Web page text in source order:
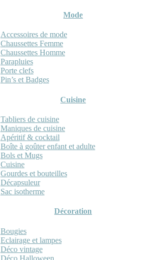
Mode
Accessoires de mode
Chaussettes Femme
Chaussettes Homme
Parapluies
Porte clefs
Pin’s et Badges
Cuisine
Tabliers de cuisine
Maniques de cuisine
Apéritif & cocktail
Boîte à goûter enfant et adulte
Bols et Mugs
Cuisine
Gourdes et bouteilles
Décapsuleur
Sac isotherme
Décoration
Bougies
Eclairage et lampes
Déco vintage
Déco Halloween